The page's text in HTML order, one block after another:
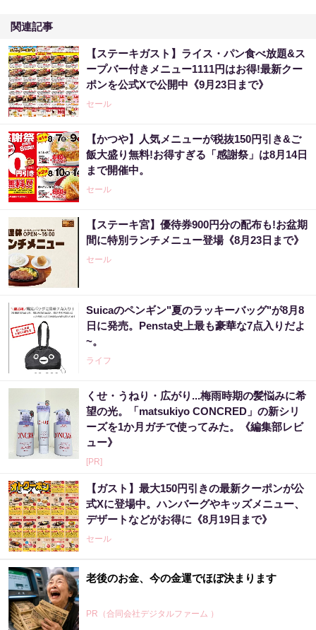
関連記事
【ステーキガスト】ライス・パン食べ放題&ス
ープバー付きメニュー1111円はお得!最新クー
ポンを公式Xで公開中《9月23日まで》
セール
【かつや】人気メニューが税抜150円引き&ご
飯大盛り無料!お得すぎる「感謝祭」は8月14日
まで開催中。
セール
【ステーキ宮】優待券900円分の配布も!お盆期
間に特別ランチメニュー登場《8月23日まで》
セール
Suicaのペンギン"夏のラッキーバッグ"が8月8
日に発売。Pensta史上最も豪華な7点入りだよ
~。
ライフ
くせ・うねり・広がり...梅雨時期の髪悩みに希
望の光。「matsukiyo CONCRED」の新シリ
ーズを1か月ガチで使ってみた。《編集部レビ
ュー》
[PR]
【ガスト】最大150円引きの最新クーポンが公
式Xに登場中。ハンバーグやキッズメニュー、
デザートなどがお得に《8月19日まで》
セール
老後のお金、今の金運でほぼ決まります
PR（合同会社デジタルファーム ）